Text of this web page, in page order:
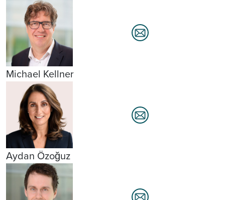
Michael Kellner
Aydan Özoğuz